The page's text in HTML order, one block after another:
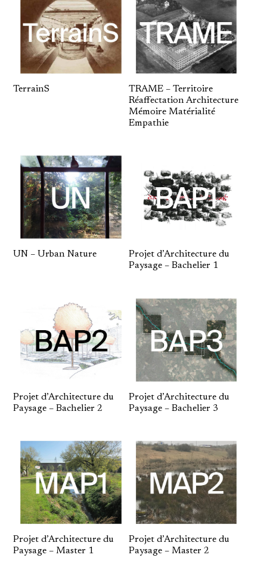
TerrainS
TRAME – Territoire
Réaffectation Architecture
Mémoire Matérialité
Empathie
UN – Urban Nature
Projet d’Architecture du
Paysage – Bachelier 1
Projet d’Architecture du
Paysage – Bachelier 2
Projet d’Architecture du
Paysage – Bachelier 3
Projet d’Architecture du
Paysage – Master 1
Projet d’Architecture du
Paysage – Master 2